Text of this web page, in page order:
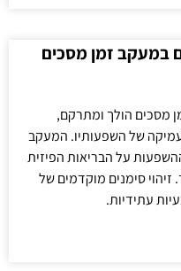
במעקב זמן מסכים
מסכים הולך ומתרקם,
של השפעותיו. המעקב
על הבריאות הפיזית
סימנים מוקדמים של
עתידיות.